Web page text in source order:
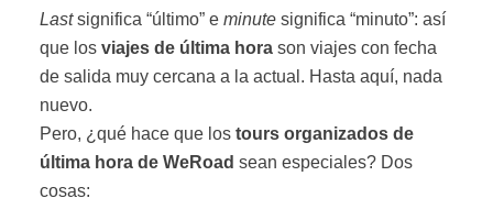
Lastsignifica “último” e minute significa “minuto”: así
que los viajes de última hora son viajes con fecha
de salida muy cercana a la actual. Hasta aquí, nada
nuevo.
Pero, ¿qué hace que los tours organizados de
última hora de WeRoad sean especiales? Dos
cosas: